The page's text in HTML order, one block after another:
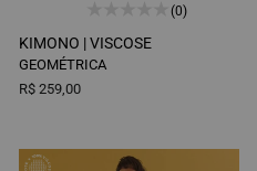
(0)
KIMONO |VISCOSE
GEOMÉTRICA
R$ 259,00